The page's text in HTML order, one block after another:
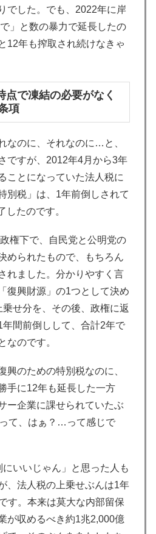
でした。でも、2022年に岸
」と数の暴力で延長したの
12年も搾取され続けなきゃ
点で凍結の必要がなく
項
なのに、それなのに…と、
ですが、2012年4月から3年
ことになっていた法人税に
別税」は、1年前倒しされて
したのです。
権下で、自民党と公明党の
められたもので、もちろん
れました。分かりやすく言
復興財源」の1つとして決め
せ分を、その後、政権に返
年間前倒しして、合計2年で
なのです。
興のための特別税なのに、
手に12年も延長した一方
ー企業に課せられていたぶ
て、はぁ？…って感じで
にいいじゃん」と思った人も
、法人税の上乗せぶんは1年
す。本来は莫大な内部留保
が収めるべき約1兆2,000億